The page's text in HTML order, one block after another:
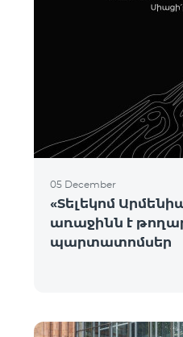
05 December
«Տելեկոմ
առաջինն է
պարտատոմսեր